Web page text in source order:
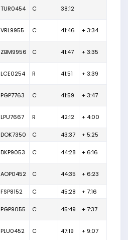
TUR0454 C 38:12
VRL9955 C 41:46 + 3:34
ZBM9956 C 41:47 + 3:35
LCE0254 R 41:51 + 3:39
PGP7763 C 41:59 + 3:47
LPU7667 R 42:12 + 4:00
DOK7350 C 43:37 + 5:25
DKP9053 C 44:28 + 6:16
AOP0452 C 44:35 + 6:23
FSP8152 C 45:28 + 7:16
PGP9055 C 45:49 + 7:37
PLU0452 C 47:19 + 9:07